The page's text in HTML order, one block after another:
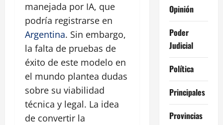
manejada por IA, que
podría registrarse en
Argentina. Sin embargo,
la falta de pruebas de
éxito de este modelo en
el mundo plantea dudas
sobre su viabilidad
técnica y legal. La idea
de convertir la
Opinión
Poder
Judicial
Política
Principales
Provincias